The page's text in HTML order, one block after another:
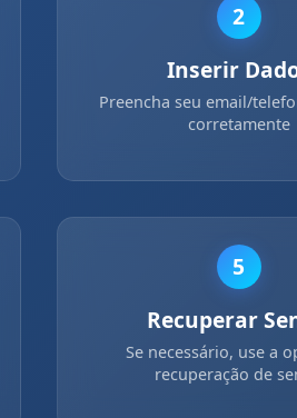
2
Inserir
Preencha seu email/
corretamente
5
Recuperar
Se necessário, use a
recuperação de